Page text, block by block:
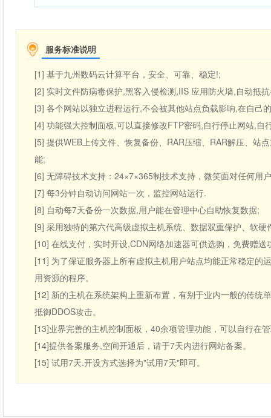
服务标准说明
[1] 基于九州数码云计算平台，安全、可靠、稳定!;
[2] 实时文件防病毒保护,黑客入侵检测,IIS 应用防火墙,自动抵
[3] 各个网站以独立进程运行,不会被其他站点负载影响,在自己
[4] 功能强大控制面板,可以直接修改FTP密码,自行停止网站,自
[5] 提供WEB上传文件、恢复备份、RAR压缩、RAR解压、站
能;
[6] 无障碍技术支持：24×7×365制技术支持，微笑面对任何用
[7] 每3分钟自动访问网站一次，监控网站运行.
[8] 自动每7天备份一次数据,用户能在管理中心自助恢复数据;
[9] 采用独特的第六代高级虚拟主机系统、数据双重保护、软硬
[10] 在线支付，实时开设,CDN网络加速器可供选购，免费赠
[11] 为了保证服务器上所有虚拟主机用户站点均能正常稳定
用资源的程序。
[12] 新的主机在系统架构上重新布置，有别于业内一般的传统
抵御DDOS攻击。
[13]业界完善的主机控制面板，40余项管理功能，可以自行在
[14]提供备案服务,空间开通后，请于7天内进行网站备案。
[15] 试用7天.开设方式选择为"试用7天"即可。